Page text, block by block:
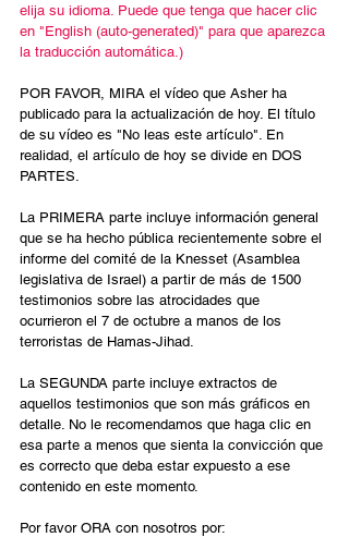
elija su idioma. Puede que tenga que hacer clic
en "English (auto-generated)" para que aparezca
la traducción automática.)
POR FAVOR, MIRA el vídeo que Asher ha
publicado para la actualización de hoy. El título
de su vídeo es "No leas este artículo". En
realidad, el artículo de hoy se divide en DOS
PARTES.
La PRIMERA parte incluye información general
que se ha hecho pública recientemente sobre el
informe del comité de la Knesset (Asamblea
legislativa de Israel) a partir de más de 1500
testimonios sobre las atrocidades que
ocurrieron el 7 de octubre a manos de los
terroristas de Hamas-Jihad.
La SEGUNDA parte incluye extractos de
aquellos testimonios que son más gráficos en
detalle. No le recomendamos que haga clic en
esa parte a menos que sienta la convicción que
es correcto que deba estar expuesto a ese
contenido en este momento.
Por favor ORA con nosotros por: